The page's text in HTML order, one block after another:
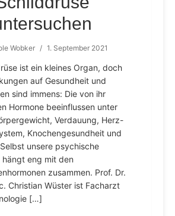
Wobker / 1. September 2021
ist ein kleines Organ, doch
auf Gesundheit und
sind immens: Die von ihr
Hormone beeinflussen unter
Verdauung, Herz-
Knochengesundheit und
unsere psychische
hängt eng mit den
zusammen. Prof. Dr.
Christian Wüster ist Facharzt
[…]